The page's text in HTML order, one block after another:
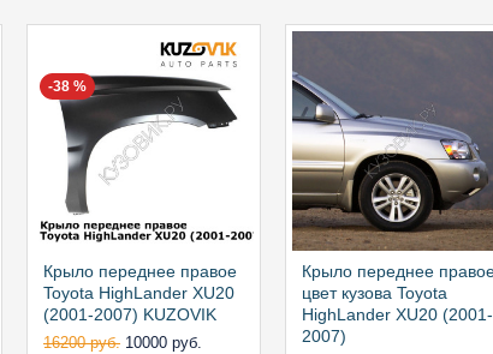
-38 %
Крыло переднее правое
Toyota HighLander XU20
(2001-2007) KUZOVIK
16200 руб. 10000 руб.
Крыло переднее
цвет кузова Toyota
HighLander XU20 (2001-
2007)